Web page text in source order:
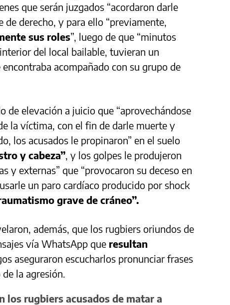
que serán juzgados “acordaron darle
de derecho, y para ello “previamente,
sus roles”, luego de que “minutos
del local bailable, tuvieran un
encontraba acompañado con su grupo de
de elevación a juicio que “aprovechándose
la víctima, con el fin de darle muerte y
los acusados le propinaron” en el suelo
y cabeza”, y los golpes le produjeron
y externas” que “provocaron su deceso en
un paro cardíaco producido por shock
grave de cráneo”.
además, que los rugbiers oriundos de
vía WhatsApp que resultan
aseguraron escucharlos pronunciar frases
la agresión.
los rugbiers acusados de matar a